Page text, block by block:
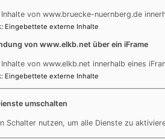
„Leser“ bei Getränken und
im Haus bieten dann die Möglichkeit
in den jeweiligen Antworten.
kommt es auch zwischendurch zu
Mal etwas ganz Neues und für mich
solche Begegnungen
“, summiert eine der
besonderen Abends teilen können.
von www.bruecke-nuernberg.de
: Eingebettete externe Inhalte
von www.elkb.net über ein iFrame
von www.elkb.net innerhalb eines
: Eingebettete externe Inhalte
umschalten
Schalter nutzen, um alle Dienste zu